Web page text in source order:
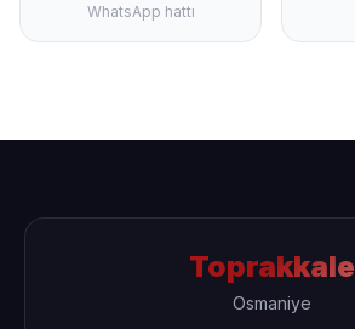
WhatsApp hattı
Toprakkale
Osmaniye